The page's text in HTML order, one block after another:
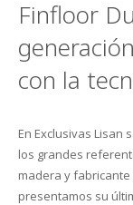
Finfloor
con la
En Exclusivas Lisan
los grandes
madera y fabricante
presentamos su